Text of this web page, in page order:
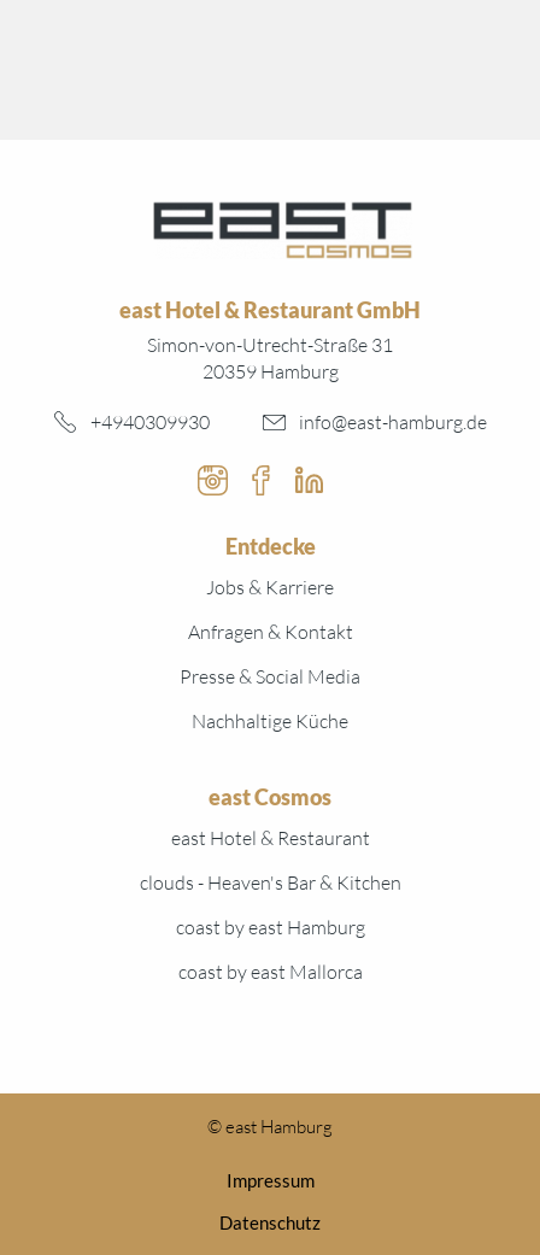
east Hotel & Restaurant GmbH
Simon-von-Utrecht-Straße 31
20359 Hamburg
+4940309930 info@east-hamburg.de
InstagramFacebookLinked In
Entdecke
Jobs & Karriere
Anfragen & Kontakt
Presse & Social Media
Nachhaltige Küche
east Cosmos
east Hotel & Restaurant
clouds - Heaven's Bar & Kitchen
coast by east Hamburg
coast by east Mallorca
© east Hamburg
Impressum
Datenschutz